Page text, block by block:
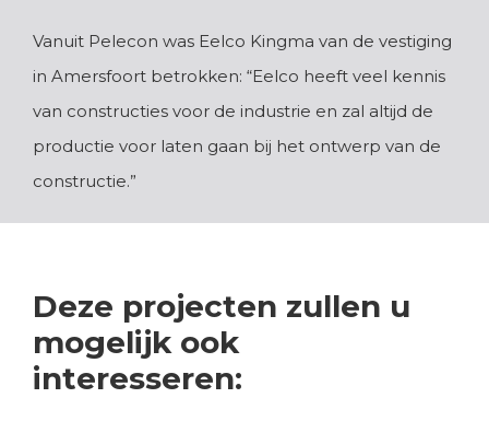
Vanuit Pelecon was Eelco Kingma van de vestiging
in Amersfoort betrokken: “Eelco heeft veel kennis
van constructies voor de industrie en zal altijd de
productie voor laten gaan bij het ontwerp van de
constructie.”
Deze projecten zullen u
mogelijk ook
interesseren: